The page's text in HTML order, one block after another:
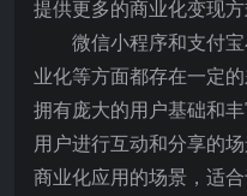
提供更多的商业化变现方
微信小程序和支付
业化等方面都存在一定
拥有庞大的用户基础和
用户进行互动和分享的
商业化应用的场景，适